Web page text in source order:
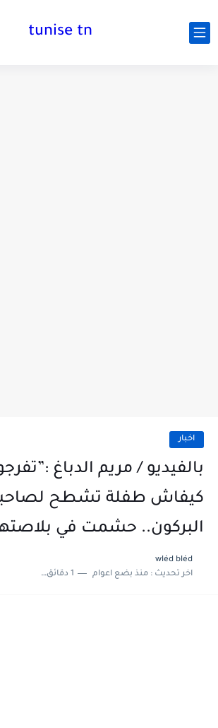
tunise tn
اخبار
بالفيديو / مريم الدباغ
كيفاش طفلة تشطح
البركون.. حشمت في
wléd bléd
اخر تحديث :منذ بضع اعوام 1 دقائق للقراءة